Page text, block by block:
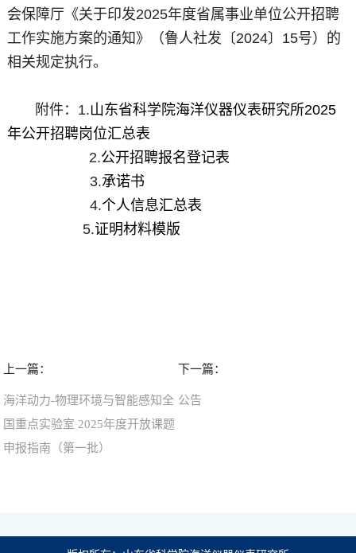
会保障厅《关于印发2025年度省属事业单位公开招聘
工作实施方案的通知》（鲁人社发〔2024〕15号）的
相关规定执行。
附件： 1.山东省科学院海洋仪器仪表研究所2025
年公开招聘岗位汇总表
2.公开招聘报名登记表
3.承诺书
4.个人信息汇总表
5.证明材料模版
上一篇：
海洋动力-物理环境与智能感知全
国重点实验室 2025年度开放课题
申报指南（第一批）
下一篇：
公告